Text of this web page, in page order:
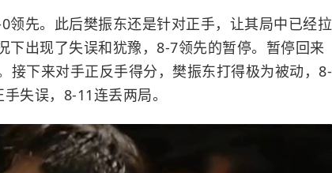
领先。此后樊振东还是针对正手，让其局中已经拉
下出现了失误和犹豫，8-7领先的暂停。暂停回来
接下来对手正反手得分，樊振东打得极为被动，8-
失误，8-11连丢两局。